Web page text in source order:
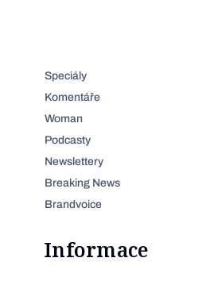
Speciály
Komentáře
Woman
Podcasty
Newslettery
Breaking News
Brandvoice
Informace